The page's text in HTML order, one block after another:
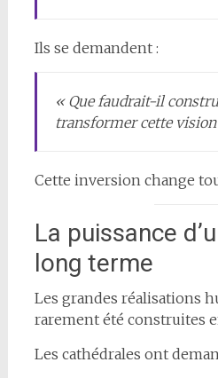
Ils se demandent :
« Que faudrait-il
transformer cette
Cette inversion change
La puissance
long terme
Les grandes réalisations
rarement été construites
Les cathédrales ont